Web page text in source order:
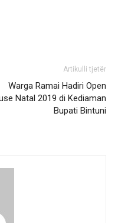
Artikulli tjetër
Warga Ramai Hadiri Open
Natal 2019 di Kediaman
Bupati Bintuni